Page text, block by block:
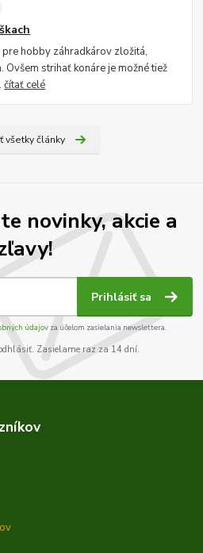
hobby záhradkárov zložitá,
Ovšem strihať konáre je možné tiež
čítať celé
všetky články
novinky, akcie a
Prihlásiť sa
údajov za účelom zasielania newslettera.
Zasielame raz za 14 dní.